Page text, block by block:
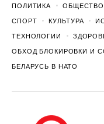
ПОЛИТИКА ОБЩЕСТВО
СПОРТ КУЛЬТУРА
ТЕХНОЛОГИИ
ОБХОД БЛОКИРОВКИ И
БЕЛАРУСЬ В НАТО